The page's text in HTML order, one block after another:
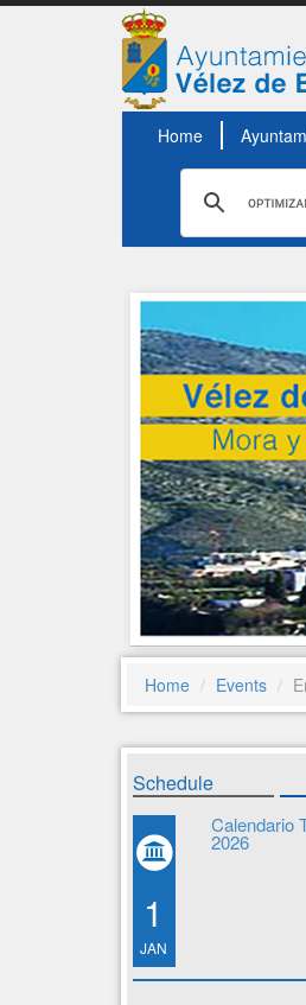
Home
Home Events
Schedule
1
JAN
Calendario
2026